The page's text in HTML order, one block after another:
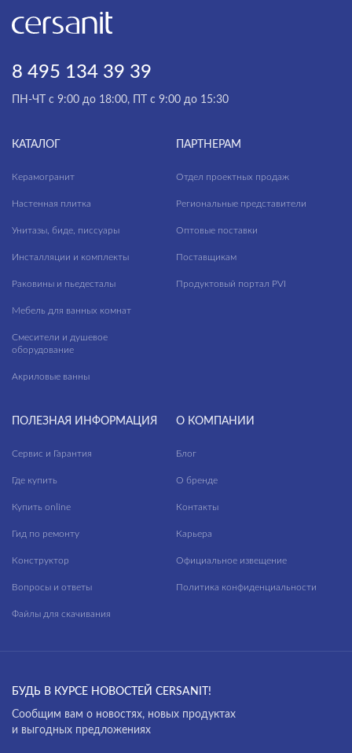
8 495 134 39 39
ПН-ЧТ с 9:00 до 18:00, ПТ с 9:00 до 15:30
КАТАЛОГ
Керамогранит
Настенная плитка
Унитазы, биде, писсуары
Инсталляции и комплекты
Раковины и пьедесталы
Мебель для ванных комнат
Смесители и душевое
оборудование
Акриловые ванны
ПАРТНЕРАМ
Отдел проектных продаж
Региональные представители
Оптовые поставки
Поставщикам
Продуктовый портал PVI
ПОЛЕЗНАЯ ИНФОРМАЦИЯ
Сервис и Гарантия
Где купить
Купить online
Гид по ремонту
Конструктор
Вопросы и ответы
Файлы для скачивания
О КОМПАНИИ
Блог
О бренде
Контакты
Карьера
Официальное извещение
Политика конфиденциальности
БУДЬ В КУРСЕ НОВОСТЕЙ CERSANIT!
Cообщим вам о новостях, новых продуктах
и выгодных предложениях